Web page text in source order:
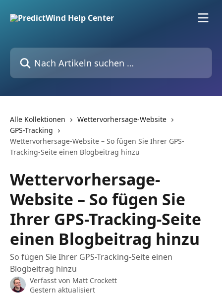
Nach Artikeln suchen …
Alle Kollektionen
Wettervorhersage-Website
GPS-Tracking
Wettervorhersage-Website – So fügen Sie Ihrer GPS-
Tracking-Seite einen Blogbeitrag hinzu
Wettervorhersage-
Website – So fügen Sie
Ihrer GPS-Tracking-Seite
einen Blogbeitrag hinzu
So fügen Sie Ihrer GPS-Tracking-Seite einen
Blogbeitrag hinzu
Verfasst von Matt Crockett
Gestern aktualisiert